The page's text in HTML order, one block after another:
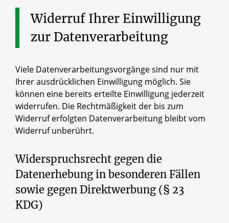
Widerruf Ihrer Einwilligung
zur Datenverarbeitung
Viele Datenverarbeitungsvorgänge sind nur mit
Ihrer ausdrücklichen Einwilligung möglich. Sie
können eine bereits erteilte Einwilligung jederzeit
widerrufen. Die Rechtmäßigkeit der bis zum
Widerruf erfolgten Datenverarbeitung bleibt vom
Widerruf unberührt.
Widerspruchsrecht gegen die
Datenerhebung in besonderen Fällen
sowie gegen Direktwerbung (§ 23
KDG)